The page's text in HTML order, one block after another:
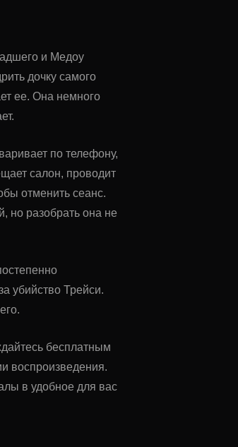
и Медоу
дочку самого
ее. Она немного
по телефону,
салон, проводит
отменить сеанс.
но разобрать она не
убийство Трейси.
бесплатным
воспроизведения.
в удобное для вас